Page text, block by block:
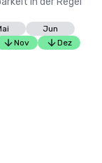
Jun
Nov Dez